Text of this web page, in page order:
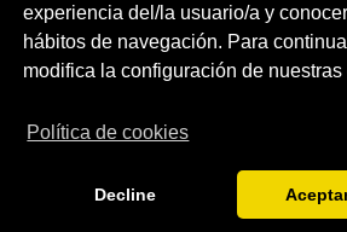
experiencia del/la usuario/a y
hábitos de navegación. Para
modifica la configuración de
Política de cookies
Decline
SOBRE NOSOTROS
Quienes somos
Política de privacidad